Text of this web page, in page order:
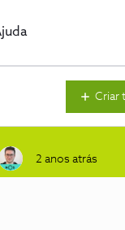
Criar
2 anos atrás